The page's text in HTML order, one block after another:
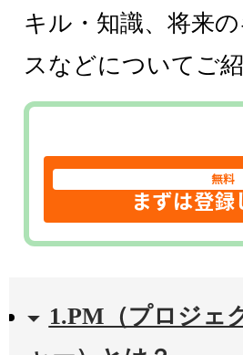
キル・知識、将来
スなどについてご紹
無料
まずは登録
1.PM（プロジェ